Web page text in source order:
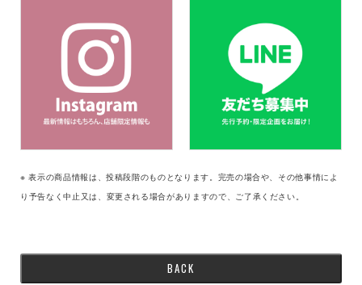
※ 表示の商品情報は、投稿段階のものとなります。完売の場合や、その他事情によ
り予告なく中止又は、変更される場合がありますので、ご了承ください。
BACK